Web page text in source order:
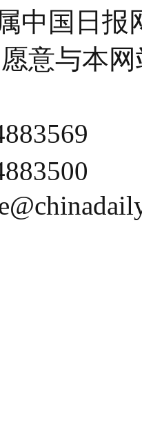
中国日报
意与本